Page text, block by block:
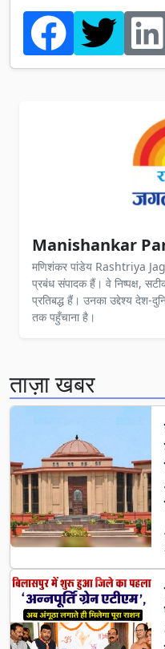
Manishankar
मणिशंकर पांडेय Rashtriya
प्रबंध संपादक हैं। वे निष्पक्ष,
प्रतिबद्ध हैं। उनका उद्देश्य देश-
तक पहुँचाना है।
ताज़ा खबर